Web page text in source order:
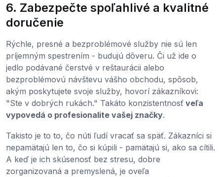
6. Zabezpečte spoľahlivé a kvalitné
doručenie
Rýchle, presné a bezproblémové služby nie sú len
príjemným spestrením - budujú dôveru. Či už ide o
jedlo podávané čerstvé v reštaurácii alebo
bezproblémovú návštevu vášho obchodu, spôsob,
akým poskytujete svoje služby, hovorí zákazníkovi:
"Ste v dobrých rukách." Takáto konzistentnosť veľa
vypovedá o profesionalite vašej značky.
Takisto je to to, čo núti ľudí vracať sa späť. Zákazníci si
nepamätajú len to, čo si kúpili - pamätajú si, ako sa cítili.
A keď je ich skúsenosť bez stresu, dobre
zorganizovaná a premyslená, je oveľa